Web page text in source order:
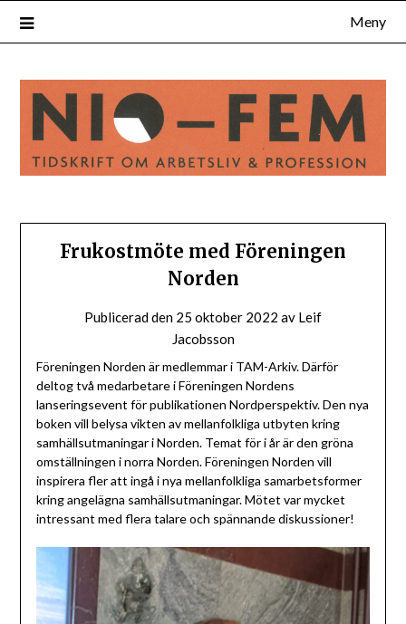
Meny
Frukostmöte med Föreningen
Norden
Publicerad den 25 oktober 2022 av Leif
Jacobsson
Föreningen Norden är medlemmar i TAM-Arkiv. Därför
deltog två medarbetare i Föreningen Nordens
lanseringsevent för publikationen Nordperspektiv. Den nya
boken vill belysa vikten av mellanfolkliga utbyten kring
samhällsutmaningar i Norden. Temat för i år är den gröna
omställningen i norra Norden. Föreningen Norden vill
inspirera fler att ingå i nya mellanfolkliga samarbetsformer
kring angelägna samhällsutmaningar. Mötet var mycket
intressant med flera talare och spännande diskussioner!